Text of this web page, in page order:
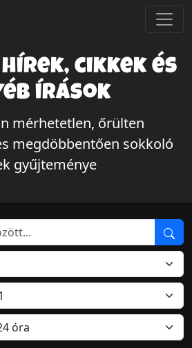
cikkek és
írások
mérhetetlen, őrülten
megdöbbentően sokkoló
gyűjteménye